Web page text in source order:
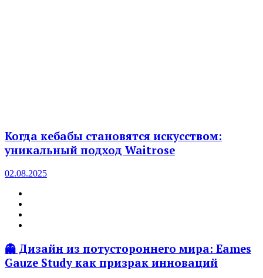
Когда кебабы становятся искусством:
уникальный подход Waitrose
02.08.2025
👻 Дизайн из потустороннего мира: Eames
Gauze Study как призрак инноваций